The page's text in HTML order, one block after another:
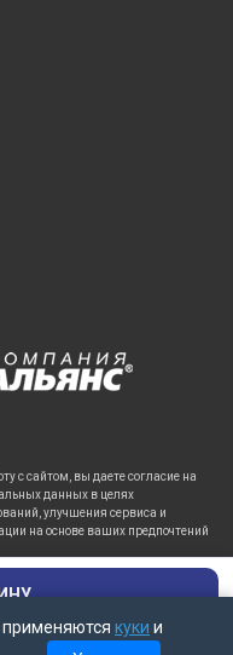
куки и
с сайтом, вы даете согласие на
данных в целях
улучшения сервиса и
на основе ваших предпочтений